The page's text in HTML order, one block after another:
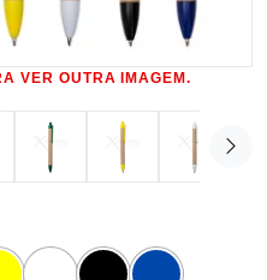
VER OUTRA IMAGEM.